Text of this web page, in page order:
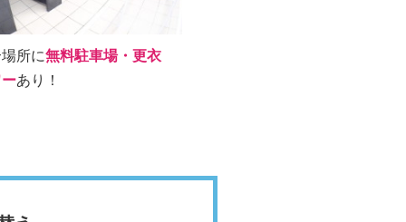
所に無料駐車場・更衣
あり！